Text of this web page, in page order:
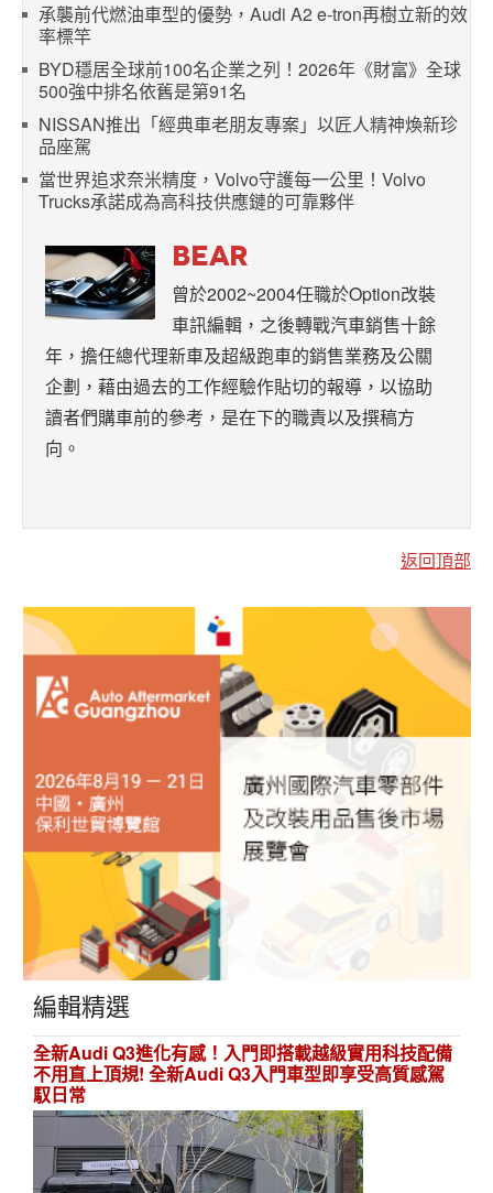
承襲前代燃油車型的優勢，Audi A2 e-tron再樹立新的效
率標竿
BYD穩居全球前100名企業之列！2026年《財富》全球
500強中排名依舊是第91名
NISSAN推出「經典車老朋友專案」以匠人精神煥新珍
品座駕
當世界追求奈米精度，Volvo守護每一公里！Volvo
Trucks承諾成為高科技供應鏈的可靠夥伴
BEAR
曾於2002~2004任職於Option改裝
車訊編輯，之後轉戰汽車銷售十餘
年，擔任總代理新車及超級跑車的銷售業務及公關
企劃，藉由過去的工作經驗作貼切的報導，以協助
讀者們購車前的參考，是在下的職責以及撰稿方
向。
返回頂部
編輯精選
全新Audi Q3進化有感！入門即搭載越級實用科技配備
不用直上頂規! 全新Audi Q3入門車型即享受高質感駕
馭日常